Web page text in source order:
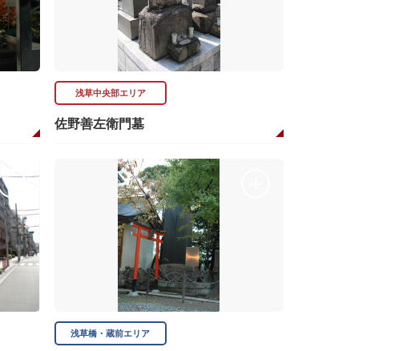
浅草中央部エリア
佐野善左衛門墓
浅草橋・蔵前エリア